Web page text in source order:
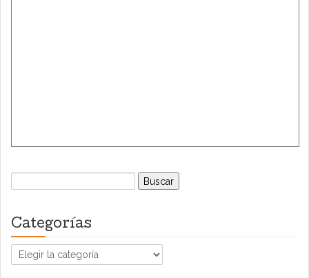
Buscar:
Categorías
Categorías